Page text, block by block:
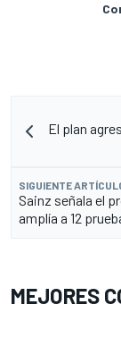
El plan
SIGUIENTE
Sainz señala el
amplía a 12
MEJORES